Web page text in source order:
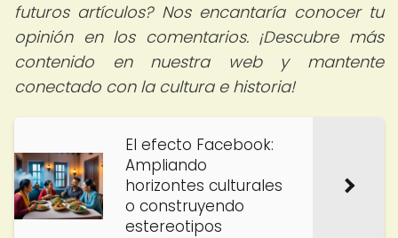
futuros artículos? Nos encantaría conocer tu
opinión en los comentarios. ¡Descubre más
contenido en nuestra web y mantente
conectado con la cultura e historia!
El efecto Facebook:
Ampliando
horizontes culturales
o construyendo
estereotipos